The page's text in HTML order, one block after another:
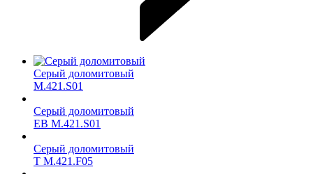
Серый доломитовый
M.421.S01
Серый доломитовый
ЕВ M.421.S01
Серый доломитовый
T M.421.F05